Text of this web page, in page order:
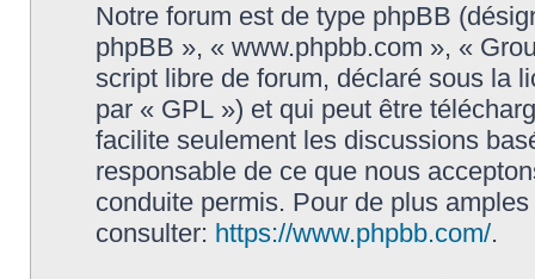
Notre forum est de type phpBB
phpBB », « www.phpbb.com », «
script libre de forum, déclaré sous la
par « GPL ») et qui peut être
facilite seulement les discussions
responsable de ce que nous
conduite permis. Pour de plus
consulter: https://www.phpbb.com/.